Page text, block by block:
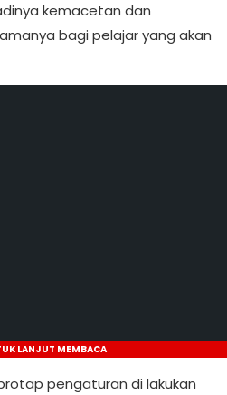
kemacetan dan
bagi pelajar yang akan
LANJUT MEMBACA
pengaturan di lakukan